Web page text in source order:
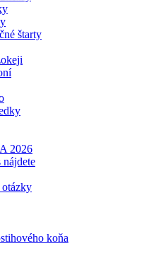
štarty
2026
nájdete
otázky
koňa